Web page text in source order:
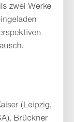
zwei Werke
(Leipzig,
Brückner